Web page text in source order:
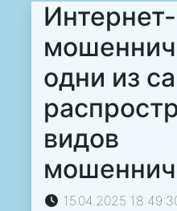
Интернет-
одни из
видов
15.04.2025